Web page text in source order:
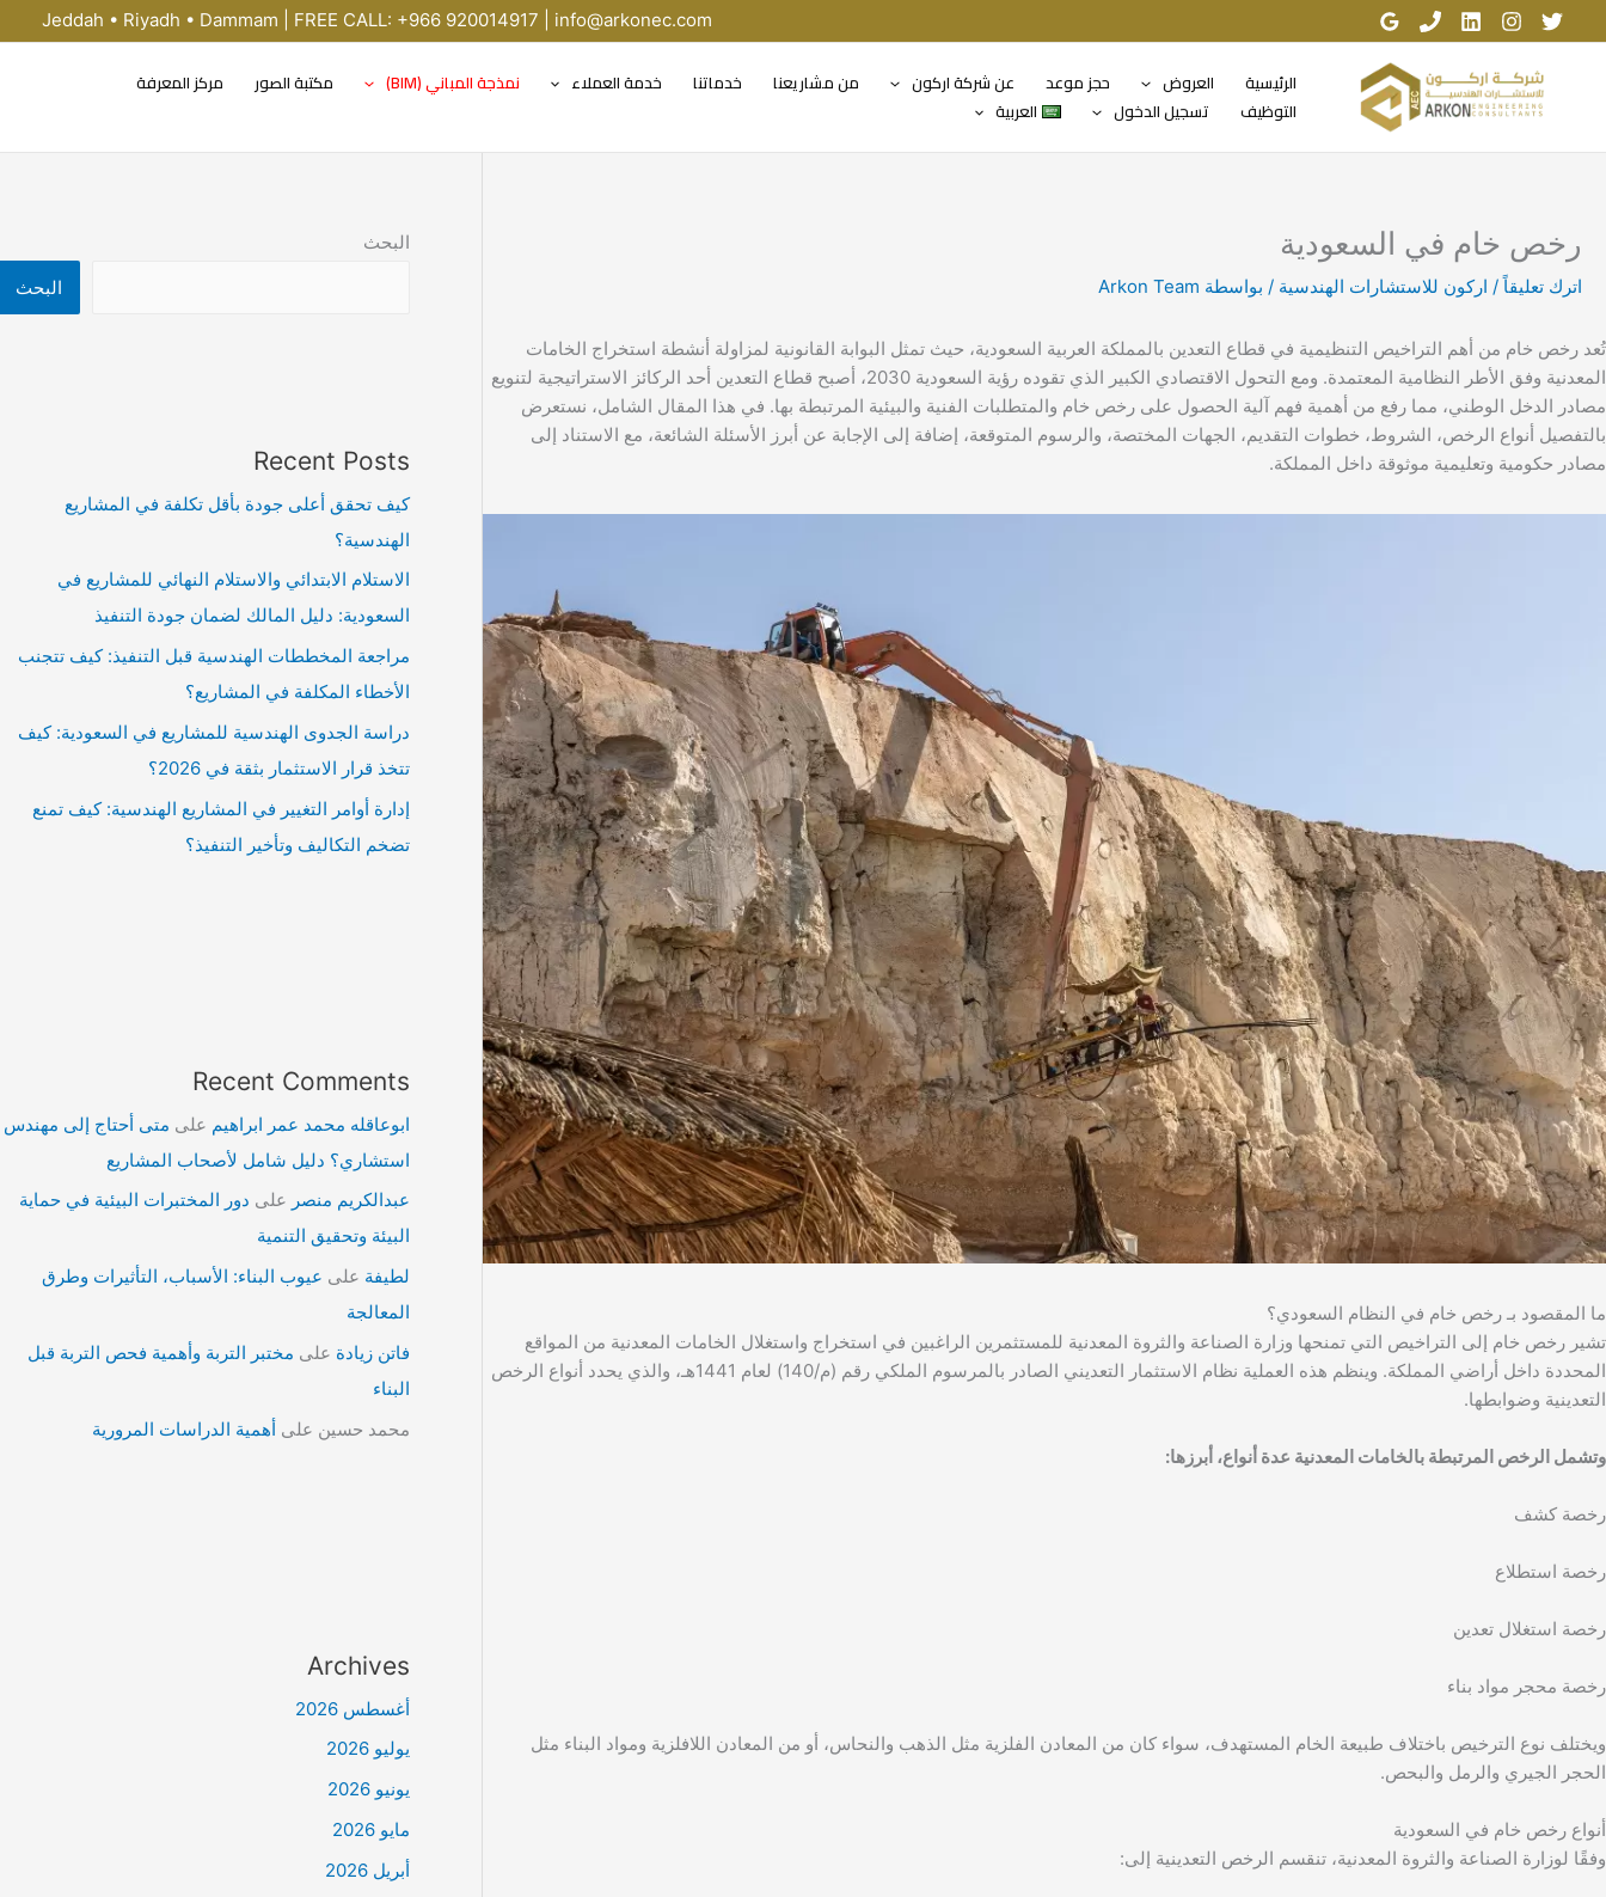
تخطي
إلى
Jeddah • Riyadh • Dammam | FREE CALL: +966 920014917 | info@arkonec.com
الرئيسية العروض حجز موعد عن شركة اركون من مشاريعنا خدماتنا خدمة العملاء نمذجة المباني (BIM) مكتبة الصور
مركز المعرفة
التوظيف
تسجيل الدخول العربية
رخص خام في السعودية
اترك تعليقاً / اركون للاستشارات الهندسية / بواسطة Arkon Team
تُعد رخص خام من أهم التراخيص التنظيمية في قطاع التعدين بالمملكة العربية السعودية، حيث تمثل البوابة القانونية لمزاولة أنشطة استخراج الخامات
المعدنية وفق الأطر النظامية المعتمدة. ومع التحول الاقتصادي الكبير الذي تقوده رؤية السعودية 2030، أصبح قطاع التعدين أحد الركائز الاستراتيجية لتنويع
مصادر الدخل الوطني، مما رفع من أهمية فهم آلية الحصول على رخص خام والمتطلبات الفنية والبيئية المرتبطة بها. في هذا المقال الشامل، نستعرض
بالتفصيل أنواع الرخص، الشروط، خطوات التقديم، الجهات المختصة، والرسوم المتوقعة، إضافة إلى الإجابة عن أبرز الأسئلة الشائعة، مع الاستناد إلى
مصادر حكومية وتعليمية موثوقة داخل المملكة.
ما المقصود بـ رخص خام في النظام السعودي؟
تشير رخص خام إلى التراخيص التي تمنحها وزارة الصناعة والثروة المعدنية للمستثمرين الراغبين في استخراج واستغلال الخامات المعدنية من المواقع
المحددة داخل أراضي المملكة. وينظم هذه العملية نظام الاستثمار التعديني الصادر بالمرسوم الملكي رقم (م/140) لعام 1441هـ، والذي يحدد أنواع الرخص
التعدينية وضوابطها.
وتشمل الرخص المرتبطة بالخامات المعدنية عدة أنواع، أبرزها:
رخصة كشف
رخصة استطلاع
رخصة استغلال تعدين
رخصة محجر مواد بناء
ويختلف نوع الترخيص باختلاف طبيعة الخام المستهدف، سواء كان من المعادن الفلزية مثل الذهب والنحاس، أو من المعادن اللافلزية ومواد البناء مثل
الحجر الجيري والرمل والبحص.
أنواع رخص خام في السعودية
وفقًا لوزارة الصناعة والثروة المعدنية، تنقسم الرخص التعدينية إلى:
البحث
البحث
Recent Posts
كيف تحقق أعلى جودة بأقل تكلفة في المشاريع
الهندسية؟
الاستلام الابتدائي والاستلام النهائي للمشاريع في
السعودية: دليل المالك لضمان جودة التنفيذ
مراجعة المخططات الهندسية قبل التنفيذ: كيف تتجنب
الأخطاء المكلفة في المشاريع؟
دراسة الجدوى الهندسية للمشاريع في السعودية: كيف
تتخذ قرار الاستثمار بثقة في 2026؟
إدارة أوامر التغيير في المشاريع الهندسية: كيف تمنع
تضخم التكاليف وتأخير التنفيذ؟
Recent Comments
ابوعاقله محمد عمر ابراهيم على متى أحتاج إلى مهندس
استشاري؟ دليل شامل لأصحاب المشاريع
عبدالكريم منصر على دور المختبرات البيئية في حماية
البيئة وتحقيق التنمية
لطيفة على عيوب البناء: الأسباب، التأثيرات وطرق
المعالجة
فاتن زيادة على مختبر التربة وأهمية فحص التربة قبل
البناء
محمد حسين على أهمية الدراسات المرورية
Archives
أغسطس 2026
يوليو 2026
يونيو 2026
مايو 2026
أبريل 2026